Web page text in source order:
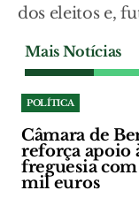
dos eleitos e,
Mais Notícias
POLÍTICA
Câmara de
reforça apoio
freguesia
mil euros